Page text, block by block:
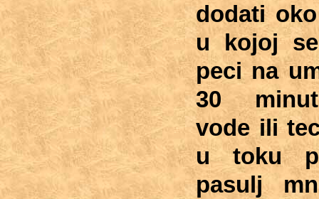
dodati
u kojoj
peci na
30
vode ili
u toku
pasulj